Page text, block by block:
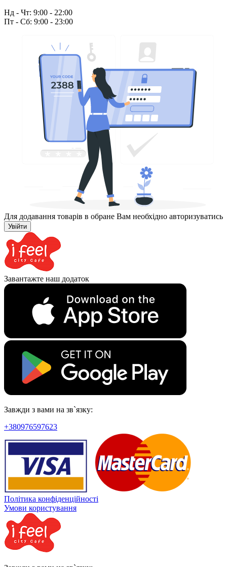
Нд - Чт: 9:00 - 22:00
Пт - Сб: 9:00 - 23:00
Для додавання товарів в обране Вам необхідно авторизуватись
Увійти
Завантажте наш додаток
Завжди з вами на зв`язку:
+380976597623
Політика конфіденційності
Умови користування